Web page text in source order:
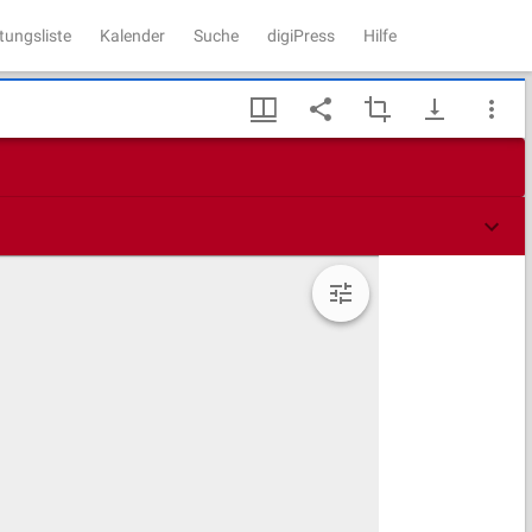
Kalender Suche digiPress Hilfe